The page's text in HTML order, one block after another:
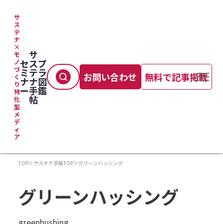
サ
ス
テ
ナ
×
モ
ノ
づ
く
り
特
化
型
メ
デ
ィ
ア
セ
ミ
ナ
ー
サ
ス
テ
ナ
手
帖
プ
ラ
図
鑑
お問い合わせ 無料で記事掲載
TOP＞サステナ手帖TOP＞グリーンハッシング
グリーンハッシング